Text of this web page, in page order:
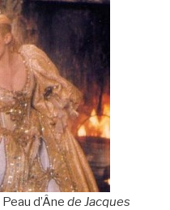
Peau d’Âne de Jacques